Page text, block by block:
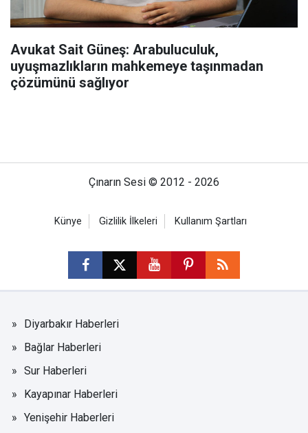
Avukat Sait Güneş: Arabuluculuk,
uyuşmazlıkların mahkemeye taşınmadan
çözümünü sağlıyor
Çınarın Sesi © 2012 - 2026
Künye Gizlilik İlkeleri Kullanım Şartları
Diyarbakır Haberleri
Bağlar Haberleri
Sur Haberleri
Kayapınar Haberleri
Yenişehir Haberleri